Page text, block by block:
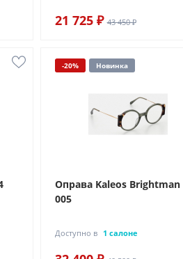
21 725 ₽ 43 450 ₽
-20% Новинка
Оправа Kaleos Brightman
005
Доступно в 1 салоне